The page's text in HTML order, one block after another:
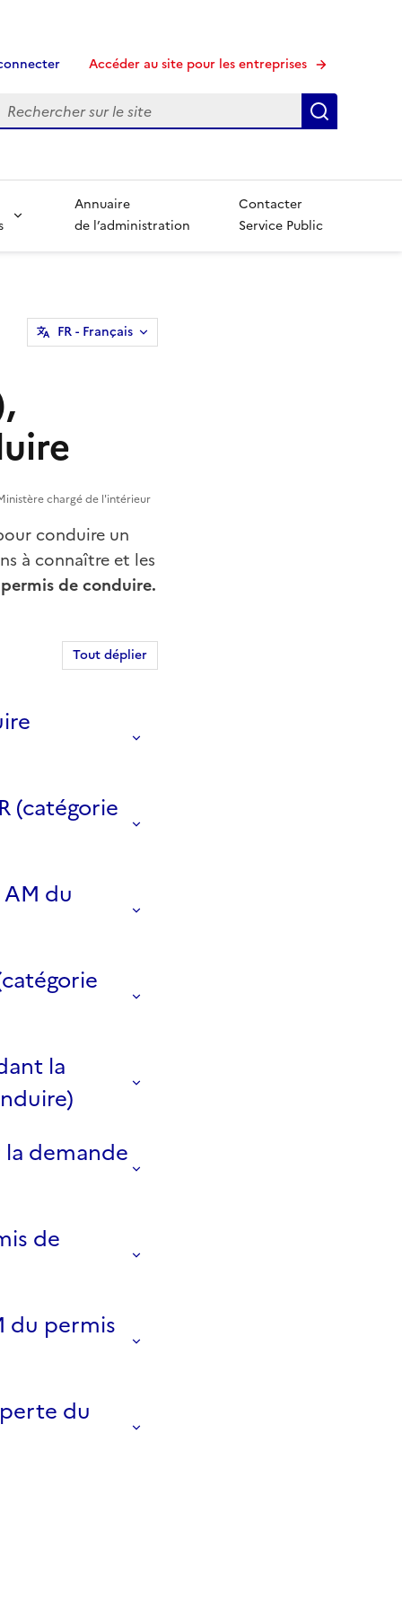
Accéder au site pour les entreprises
Recherche
Annuaire
de l’administration
Contacter
Service Public
FR- Français
chargé de l'intérieur
conduire un
à connaître et les
de conduire.
Tout déplier
(catégorie
du
la
demande
de
du permis
du